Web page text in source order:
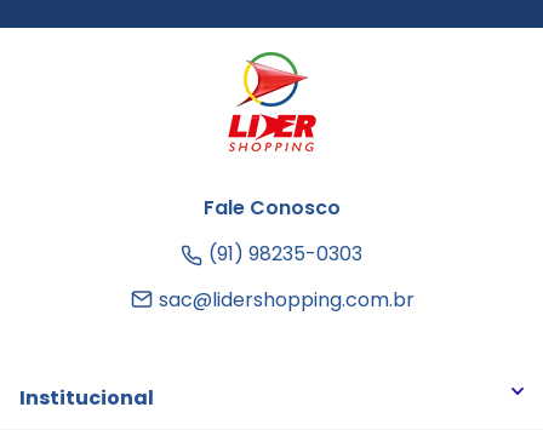
Fale Conosco
(91) 98235-0303
sac@lidershopping.com.br
Institucional